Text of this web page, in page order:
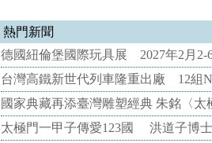
熱門新聞
德國紐倫堡國際玩具展 2027年2月2-
台灣高鐵新世代列車隆重出廠 12組
國家典藏再添臺灣雕塑經典 朱銘〈
太極門一甲子傳愛123國 洪道子博